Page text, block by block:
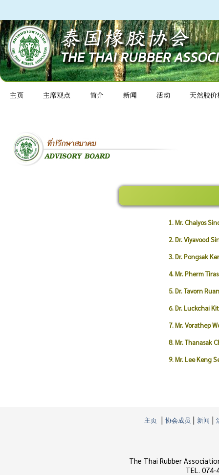
主页 主席观点 简介 新闻 活动 天然胶价
1. Mr. Chaiyos
2. Dr. Viyavood
3. Dr. Pongsak
4. Mr. Pherm
5. Dr. Tavorn
6. Dr. Luckchai
7. Mr. Vorathep
8. Mr. Thanasak
9. Mr. Lee Keng
主页 | 协会成员 | 新闻 |
The Thai Rubber
TEL.